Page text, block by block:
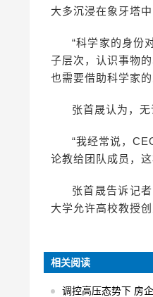
大多沉浸在象牙塔
“科学家的身份
子层次，认识事物
也需要借助科学家
张首晟认为，
“我经常说，
论教给团队成员，
张首晟告诉记
大学允许高校教授
相关阅读
调控高压态势下 房